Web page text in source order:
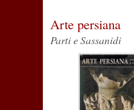
Arte persiana
Parti e Sassanidi